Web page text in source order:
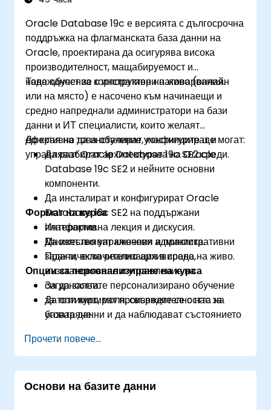
Oracle Database 19c е версията с дългосрочна
поддръжка на флагманската база данни на
Oracle, проектирана да осигурява висока
производителност, мащабируемост и
надеждност за корпоративни натоварвания.
Това обучение с инструктор на живо (онлайн
или на място) е насочено към начинаещи и
средно напреднали администратори на бази
данни и ИТ специалисти, които желаят
ефективно да инсталират, конфигурират и
управляват Oracle Database 19c SE2 среди.
До края на това обучение участниците ще могат:
Да разбират архитектурата на Oracle
Database 19c SE2 и нейните основни
компоненти.
Да инсталират и конфигурират Oracle
Database 19c SE2 на поддържани
платформи.
Да изпълняват ключови административни
задачи, включително архивиране,
възстановяване и управление на
сигурността.
Да оптимизират производителността на
базата данни и да наблюдават състоянието
Да планират и изпълняват миграции от по-
ранни версии на Oracle Database към 19c.
Формат на курса
Интерактивна лекция и дискусия.
Множество упражнения и практика.
Практическа реализация в среда на живо.
Опции за персонализиране на курса
За да заявите персонализирано обучение
за този курс, моля, свържете се с нас за
уговаряне.
Прочети повече...
Основи на базите данни